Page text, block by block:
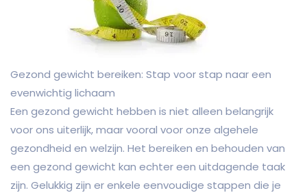
Gezond gewicht bereiken: Stap voor stap naar een
evenwichtig lichaam
Een gezond gewicht hebben is niet alleen belangrijk
voor ons uiterlijk, maar vooral voor onze algehele
gezondheid en welzijn. Het bereiken en behouden van
een gezond gewicht kan echter een uitdagende taak
zijn. Gelukkig zijn er enkele eenvoudige stappen die je